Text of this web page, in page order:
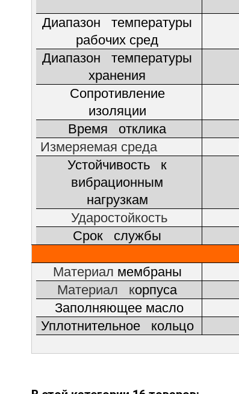
Диапазон температуры
рабочих сред
Диапазон температуры
хранения
Сопротивление
изоляции
Время отклика
Измеряемая среда
Устойчивость к
вибрационным
нагрузкам
Ударостойкость
Срок службы
Материал мембраны
Материал корпуса
Заполняющее масло
Уплотнительное кольцо